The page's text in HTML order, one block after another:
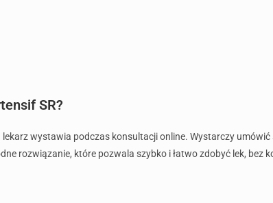
SR?
wystawia podczas konsultacji online. Wystarczy
rozwiązanie, które pozwala szybko i łatwo zdobyć lek, bez